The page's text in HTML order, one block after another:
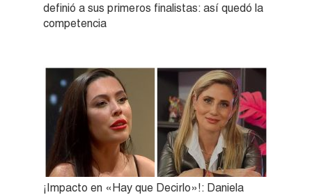
definió a sus primeros finalistas: así quedó la
competencia
¡Impacto en «Hay que Decirlo»!: Daniela